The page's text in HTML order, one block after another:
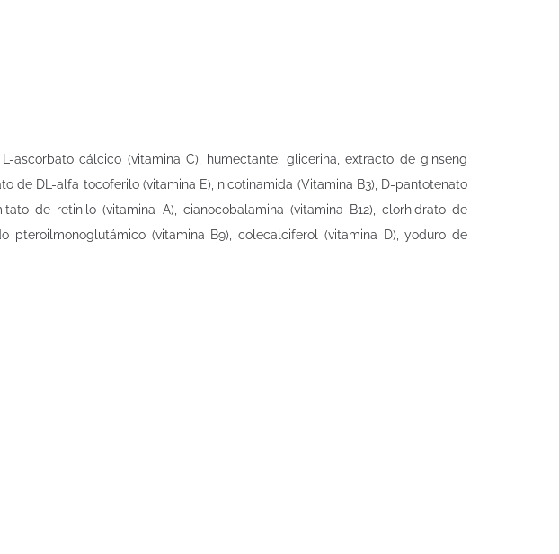
cálcico (vitamina C), humectante: glicerina, extracto de ginseng
de DL-alfa tocoferilo (vitamina E), nicotinamida (Vitamina B3), D-pantotenato
de retinilo (vitamina A), cianocobalamina (vitamina B12), clorhidrato de
pteroilmonoglutámico (vitamina B9), colecalciferol (vitamina D), yoduro de